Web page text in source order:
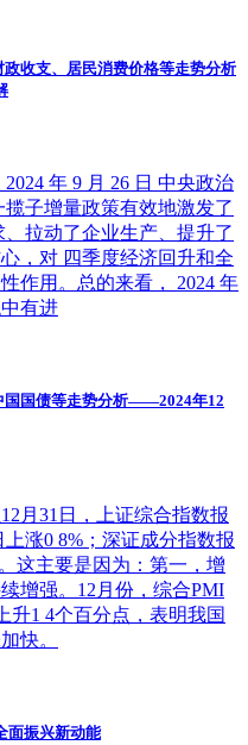
收支、居民消费价格等走势分析
年 9 月 26 日 中央政治
子增量政策有效地激发了
拉动了企业生产、提升了
，对 四季度经济回升和全
作用。总的来看， 2024 年
有进
国国债等走势分析——2024年12
月31日，上证综合指数报
上涨0 8%；深证成分指数报
这主要是因为：第一，增
增强。12月份，综合PMI
升1 4个百分点，表明我国
快。
面振兴新动能